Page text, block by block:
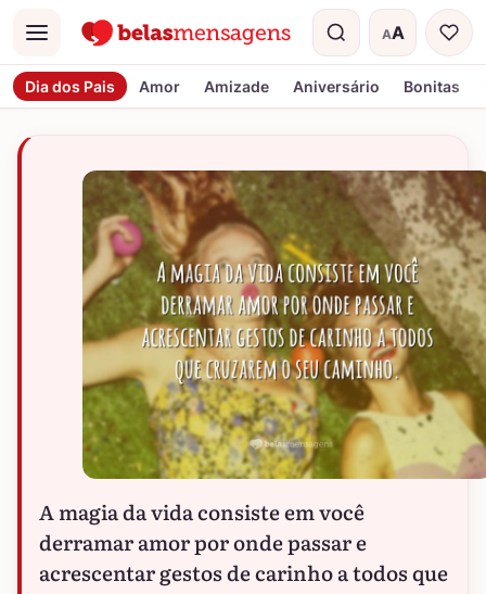
Menu AA
Tamanho do
Dia dos Pais Amor Amizade Aniversário Bonitas
A magia da vida consiste em você
derramar amor por onde passar e
acrescentar gestos de carinho a todos que